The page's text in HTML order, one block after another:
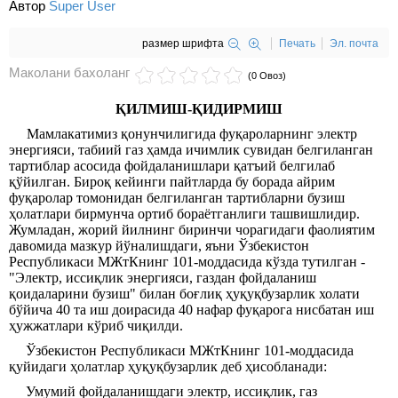
Автор Super User
размер шрифта Печать Эл. почта
Маколани бахоланг (0 Овоз)
ҚИЛМИШ-ҚИДИРМИШ
Мамлакатимиз қонунчилигида фуқароларнинг электр
энергияси, табиий газ ҳамда ичимлик сувидан белгиланган
тартиблар асосида фойдаланишлари қатъий белгилаб
қўйилган. Бироқ кейинги пайтларда бу борада айрим
фуқаролар томонидан белгиланган тартибларни бузиш
ҳолатлари бирмунча ортиб бораётганлиги ташвишлидир.
Жумладан, жорий йилнинг биринчи чорагидаги фаолиятим
давомида мазкур йўналишдаги, яъни Ўзбекистон
Республикаси МЖтКнинг 101-моддасида кўзда тутилган -
"Электр, иссиқлик энергияси, газдан фойдаланиш
қоидаларини бузиш" билан боғлиқ ҳуқуқбузарлик холати
бўйича 40 та иш доирасида 40 нафар фуқарога нисбатан иш
ҳужжатлари кўриб чиқилди.
Ўзбекистон Республикаси МЖтКнинг 101-моддасида
қуйидаги ҳолатлар ҳуқуқбузарлик деб ҳисобланади:
Умумий фойдаланишдаги электр, иссиқлик, газ